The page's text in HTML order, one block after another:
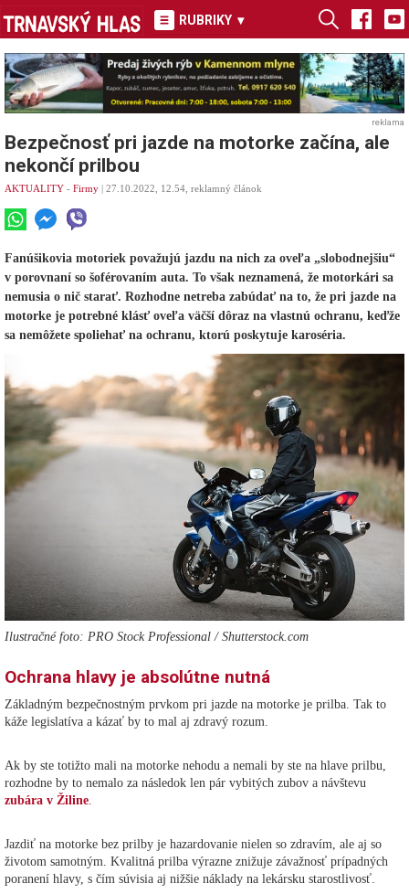
RUBRIKY ▾
reklama
Bezpečnosť pri jazde na motorke začína, ale
nekončí prilbou
AKTUALITY - Firmy | 27.10.2022, 12.54, reklamný článok
Fanúšikovia motoriek považujú jazdu na nich za oveľa „slobodnejšiu“
v porovnaní so šoférovaním auta. To však neznamená, že motorkári sa
nemusia o nič starať. Rozhodne netreba zabúdať na to, že pri jazde na
motorke je potrebné klásť oveľa väčší dôraz na vlastnú ochranu, keďže
sa nemôžete spoliehať na ochranu, ktorú poskytuje karoséria.
Ilustračné foto: PRO Stock Professional / Shutterstock.com
Ochrana hlavy je absolútne nutná
Základným bezpečnostným prvkom pri jazde na motorke je prilba. Tak to
káže legislatíva a kázať by to mal aj zdravý rozum.
Ak by ste totižto mali na motorke nehodu a nemali by ste na hlave prilbu,
rozhodne by to nemalo za následok len pár vybitých zubov a návštevu
zubára v Žiline
Jazdiť na motorke bez prilby je hazardovanie nielen so zdravím, ale aj so
životom samotným. Kvalitná prilba výrazne znižuje závažnosť prípadných
poranení hlavy, s čím súvisia aj nižšie náklady na lekársku starostlivosť.